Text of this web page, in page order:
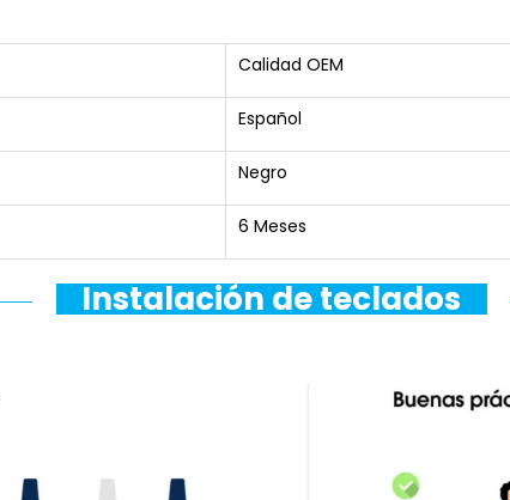
Calidad OEM
Español
Negro
6 Meses
Instalación de teclados